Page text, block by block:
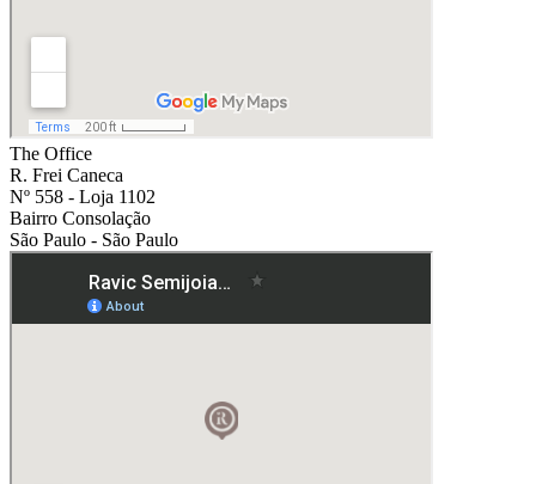
The Office
R. Frei Caneca
Nº 558 - Loja 1102
Bairro Consolação
São Paulo - São Paulo